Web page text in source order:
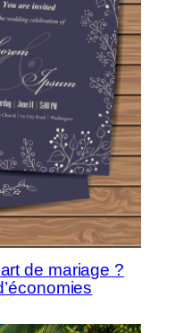
de mariage ?